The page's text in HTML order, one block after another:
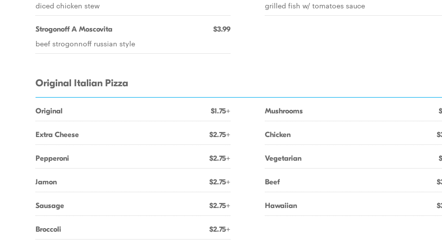
diced chicken stew
Strogonoff A Moscovita $3.99
beef strogonnoff russian style
grilled fish w/ tomatoes sauce
Original Italian Pizza
Original $1.75+
Extra Cheese $2.75+
Pepperoni $2.75+
Jamon $2.75+
Sausage $2.75+
Broccoli $2.75+
Mushrooms
Chicken
Vegetarian
Beef
Hawaiian